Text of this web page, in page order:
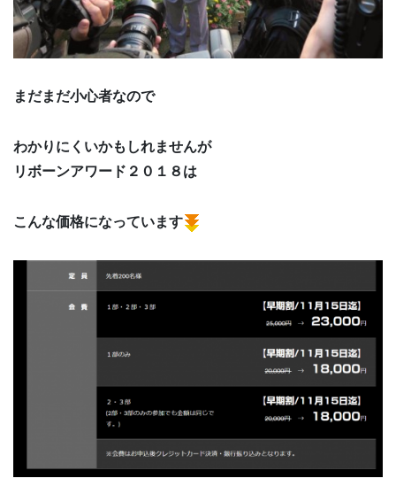
まだまだ小心者なので
わかりにくいかもしれませんが
リボーンアワード２０１８は
こんな価格になっています